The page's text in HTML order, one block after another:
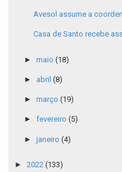
Avesol assume a
Casa de Santo recebe
► maio (18)
► abril (8)
► março (19)
► fevereiro (5)
► janeiro (4)
► 2022 (133)